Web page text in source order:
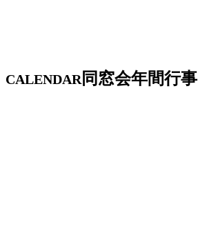
CALENDAR 同窓会年間行事